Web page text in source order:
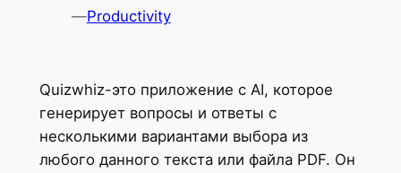
—Productivity
Quizwhiz-это приложение с AI, которое
генерирует вопросы и ответы с
несколькими вариантами выбора из
любого данного текста или файла PDF. Он